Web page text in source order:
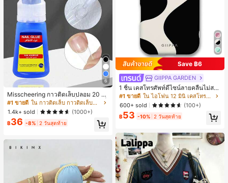
6
Misscheering กาวติดเล็บปลอม 20 กรั
ม แรงยึดสูง เจลสติกเกอร์เล็บนุ่ม แห้งเร็
ว เหมาะสำหรับผู้เริ่มต้นทำเล็บ ติดทนน
าน
#1 ขายดี
ใน กาวติดเล็บ กาวติดเล็บและสารยึดติด
1.4k+ sold
(1000+)
฿36 -8% 2 วันสุดท้าย
Save ฿6
GIIPPA GARDEN
1 ชิ้น เคสโทรศัพท์ดีไซน์ลายคลื่นไม่สม
มาตรสำหรับ Phone 17 Pro Max, เหม
าะสำหรับ Phone 16 Pro Max, 15 Pro
Max, 14 Pro Max, เคสโทรศัพท์สไตล์เ
กาหลีและน่าสนใจ, เข้ากันได้กับ 11/12/
13/14/15/16 Pro Max Plus, ดีไซน์หรู
ขวัญในอุดมคติสำหรับคริสต์มาส, วันว
าเลนไทน์, อีสเตอร์, ฤดูแต่งงานและวันเ
กิดสำหรับแฟนสาว
#1 ขายดี
ใน ไอโฟน 12 มินิ เคสโทรศัพท์แฟชั่น
600+ sold
(100+)
฿53 -10% 2 วันสุดท้าย